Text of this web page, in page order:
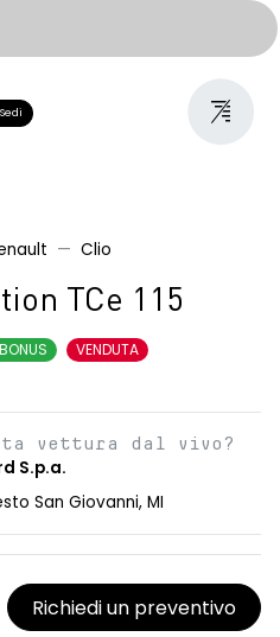
Sedi
Clio
TCe 115
VENDUTA
vettura dal vivo?
S.p.a.
San Giovanni, MI
Richiedi un preventivo